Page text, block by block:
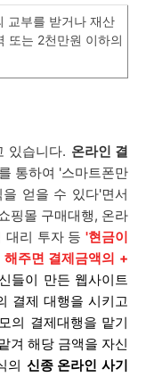
부를 받거나 재산
또는 2천만원 이하의
있습니다. 온라인 결
통하여 '스마트폰만
얻을 수 있다'면서
핑몰 구매대행, 온라
대리 투자 등 '현금이
주면 결제금액의 +
들이 만든 웹사이트
결제 대행을 시키고
의 결제대행을 맡기
겨 해당 금액을 자신
의 신종 온라인 사기